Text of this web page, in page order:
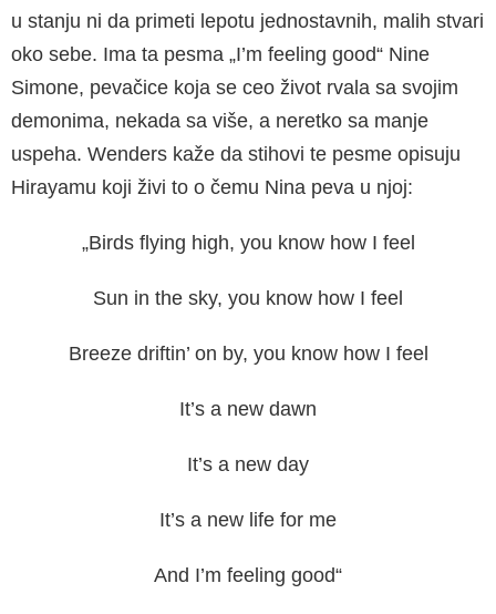
u stanju ni da primeti lepotu jednostavnih, malih stvari
oko sebe. Ima ta pesma „I’m feeling good“ Nine
Simone, pevačice koja se ceo život rvala sa svojim
demonima, nekada sa više, a neretko sa manje
uspeha. Wenders kaže da stihovi te pesme opisuju
Hirayamu koji živi to o čemu Nina peva u njoj:
„Birds flying high, you know how I feel
Sun in the sky, you know how I feel
Breeze driftin’ on by, you know how I feel
It’s a new dawn
It’s a new day
It’s a new life for me
And I’m feeling good“